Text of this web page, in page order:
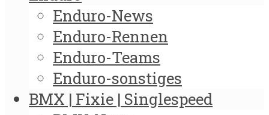
Enduro-News
Enduro-Rennen
Enduro-Teams
Enduro-sonstiges
BMX | Fixie | Singlespeed